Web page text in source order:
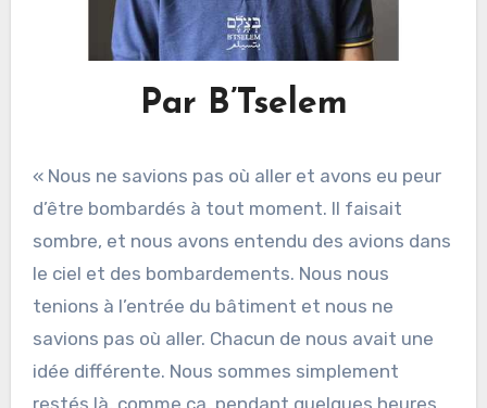
Par B’Tselem
« Nous ne savions pas où aller et avons eu peur
d’être bombardés à tout moment. Il faisait
sombre, et nous avons entendu des avions dans
le ciel et des bombardements. Nous nous
tenions à l’entrée du bâtiment et nous ne
savions pas où aller. Chacun de nous avait une
idée différente. Nous sommes simplement